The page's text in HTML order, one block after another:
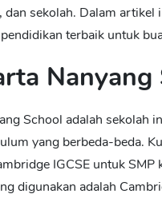
dan sekolah. Dalam
terbaik untuk
Nanyang
School adalah sekolah
yang berbeda-beda.
IGCSE untuk
digunakan adalah